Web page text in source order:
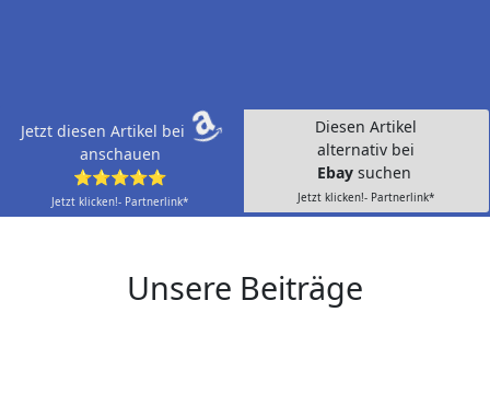
Jetzt diesen Artikel bei
anschauen
⭐⭐⭐⭐⭐
Jetzt klicken!- Partnerlink*
Diesen Artikel
alternativ bei
Ebay suchen
Jetzt klicken!- Partnerlink*
Unsere Beiträge